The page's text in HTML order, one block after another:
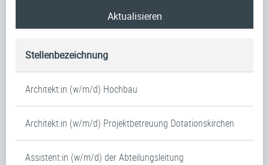
Aktualisieren
Stellenbezeichnung
Architekt:in (w/m/d) Hochbau
Architekt:in (w/m/d) Projektbetreuung Dotationskirchen
Assistent:in (w/m/d) der Abteilungsleitung